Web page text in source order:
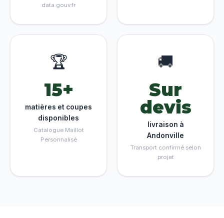
data.gouv.fr
🏆
15+
matières et coupes
disponibles
Catalogue Maillot
Personnalisé
🚚
Sur
devis
livraison à
Andonville
Transport confirmé selon
projet